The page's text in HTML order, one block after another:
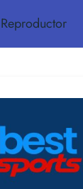
Reproductor